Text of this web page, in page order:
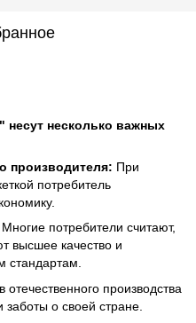
несут несколько важных
производителя: При
потребитель
Многие потребители считают,
высшее качество и
стандартам.
отечественного производства
о своей стране.